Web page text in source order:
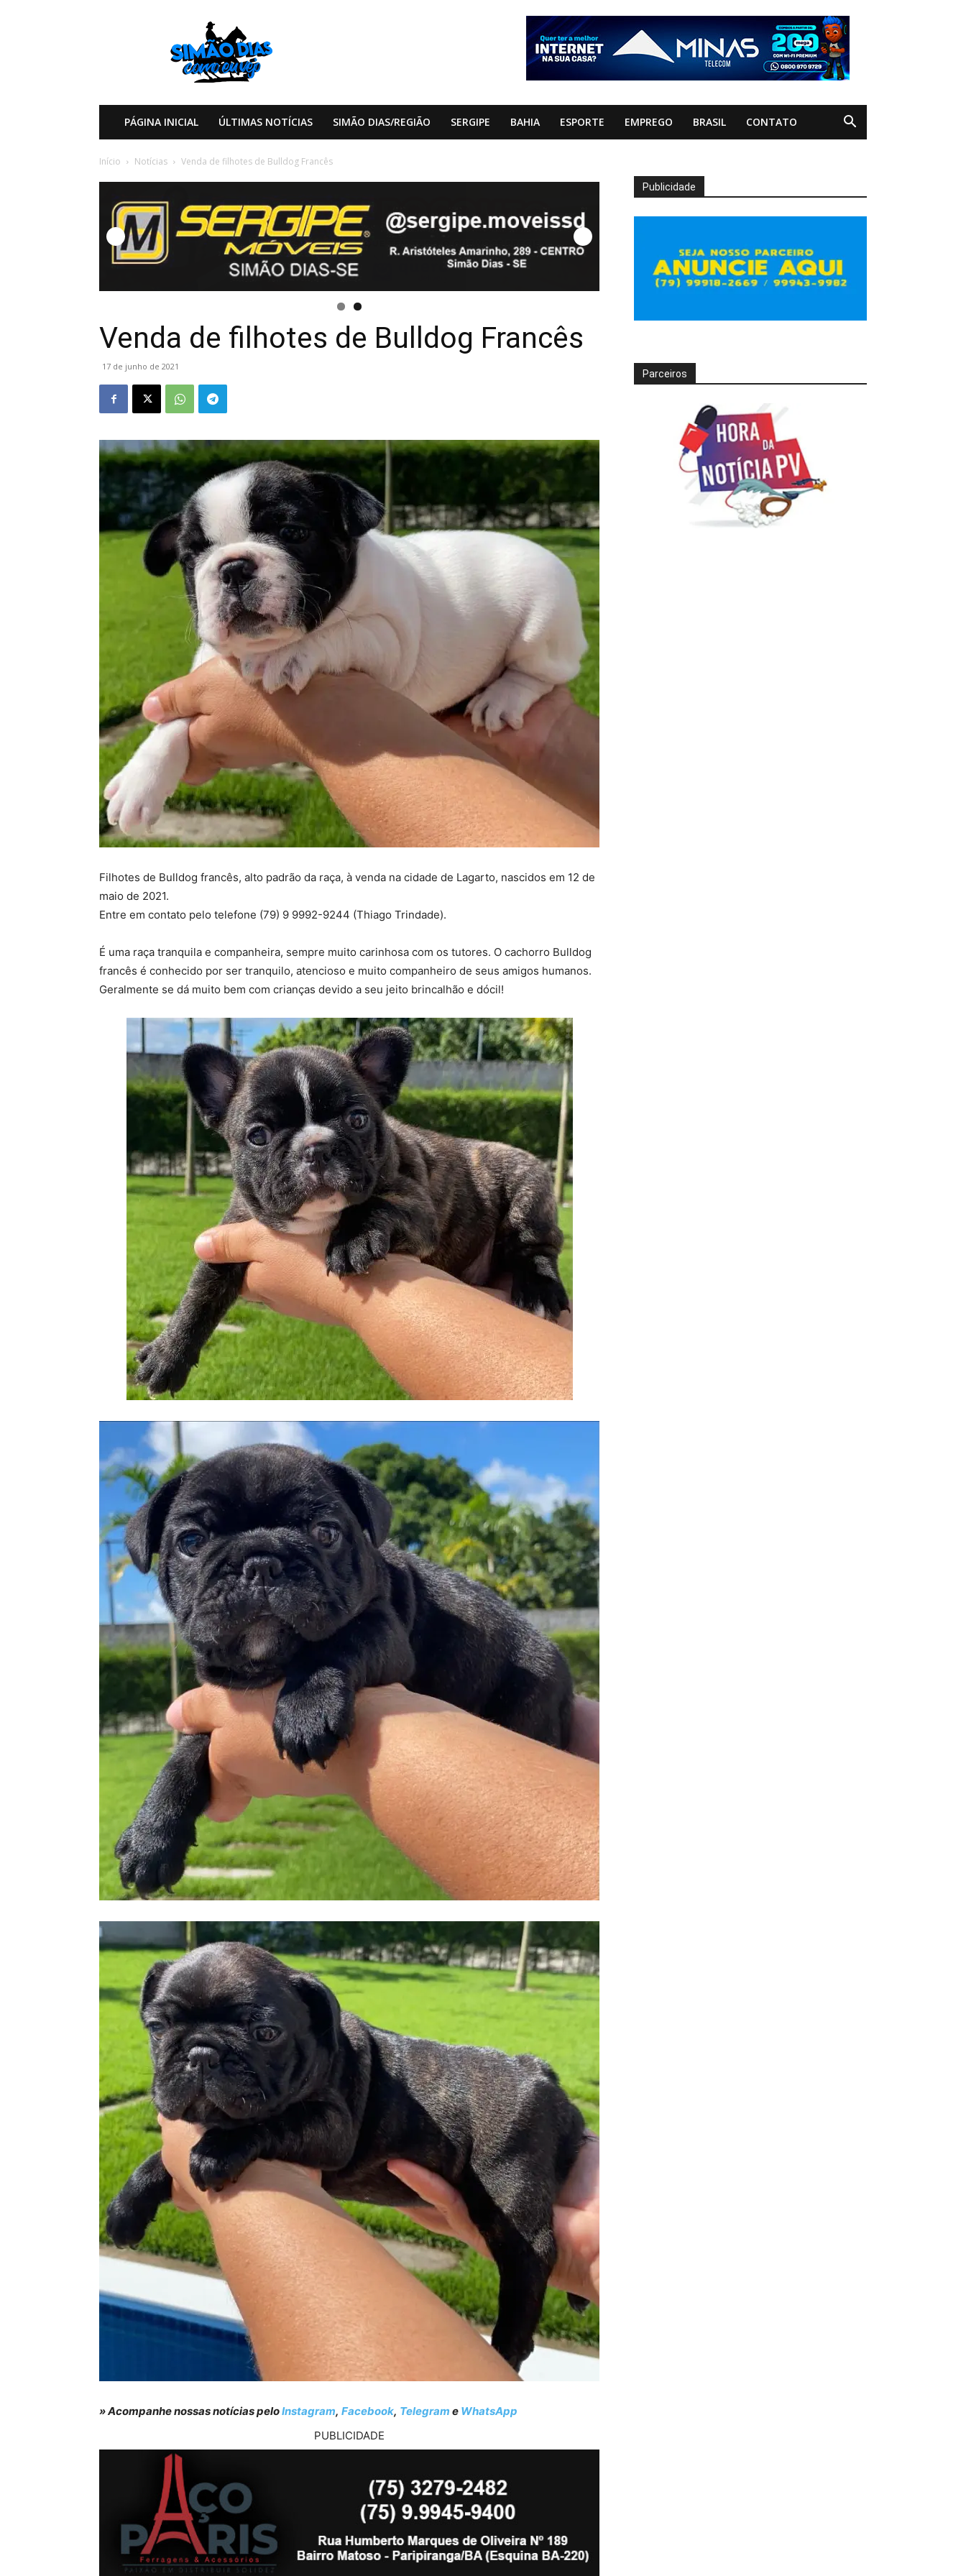
PÁGINA INICIAL ÚLTIMAS NOTÍCIAS SIMÃO DIAS/REGIÃO SERGIPE BAHIA ESPORTE EMPREGO BRASIL CONTATO
Início Notícias Venda de filhotes de Bulldog Francês
Venda de filhotes de Bulldog Francês
17 de junho de 2021
Filhotes de Bulldog francês, alto padrão da raça, à venda na cidade de Lagarto, nascidos em 12 de
maio de 2021.
Entre em contato pelo telefone (79) 9 9992-9244 (Thiago Trindade).
É uma raça tranquila e companheira, sempre muito carinhosa com os tutores. O cachorro Bulldog
francês é conhecido por ser tranquilo, atencioso e muito companheiro de seus amigos humanos.
Geralmente se dá muito bem com crianças devido a seu jeito brincalhão e dócil!
» Acompanhe nossas notícias peloInstagram, Facebook, Telegram e WhatsApp
PUBLICIDADE
Publicidade
Parceiros